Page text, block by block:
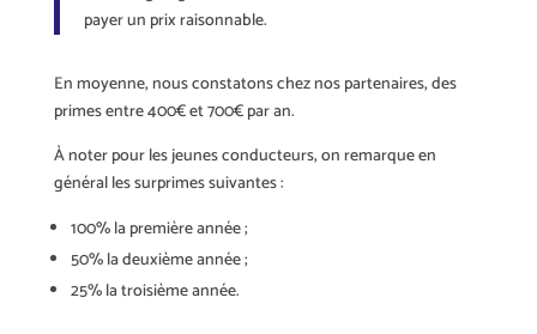
payer un prix raisonnable.
En moyenne, nous constatons chez nos partenaires, des
primes entre 400€ et 700€ par an.
À noter pour les jeunes conducteurs, on remarque en
général les surprimes suivantes :
100% la première année ;
50% la deuxième année ;
25% la troisième année.